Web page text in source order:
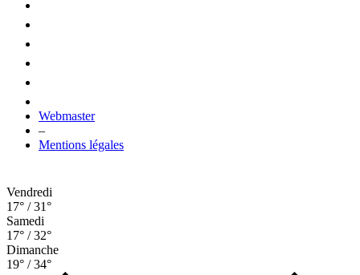
Webmaster
–
Mentions légales
Vendredi
17° / 31°
Samedi
17° / 32°
Dimanche
19° / 34°